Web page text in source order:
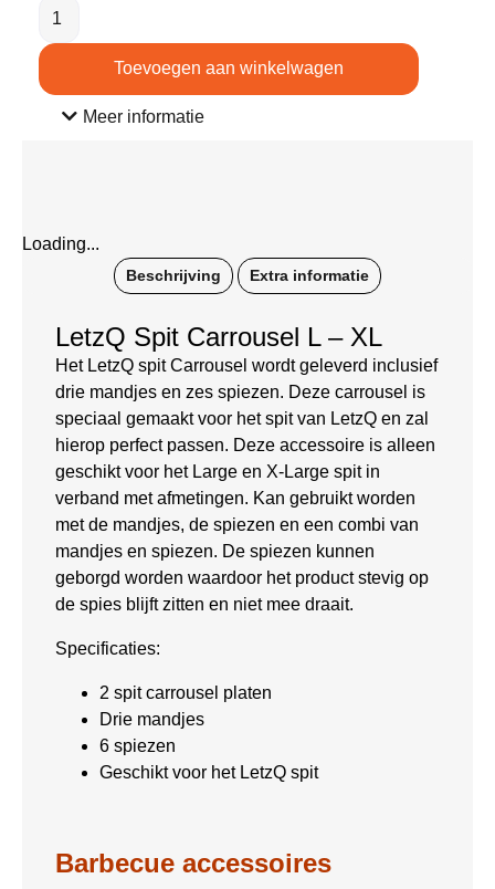
Toevoegen aan winkelwagen
Meer informatie
Loading...
Beschrijving Extra informatie
LetzQ Spit Carrousel L – XL
Het LetzQ spit Carrousel wordt geleverd inclusief
drie mandjes en zes spiezen. Deze carrousel is
speciaal gemaakt voor het spit van LetzQ en zal
hierop perfect passen. Deze accessoire is alleen
geschikt voor het Large en X-Large spit in
verband met afmetingen. Kan gebruikt worden
met de mandjes, de spiezen en een combi van
mandjes en spiezen. De spiezen kunnen
geborgd worden waardoor het product stevig op
de spies blijft zitten en niet mee draait.
Specificaties:
2 spit carrousel platen
Drie mandjes
6 spiezen
Geschikt voor het LetzQ spit
Barbecue accessoires